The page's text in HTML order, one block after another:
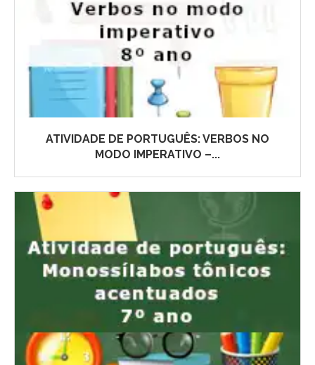
ATIVIDADE DE PORTUGUÊS: VERBOS NO
MODO IMPERATIVO –...